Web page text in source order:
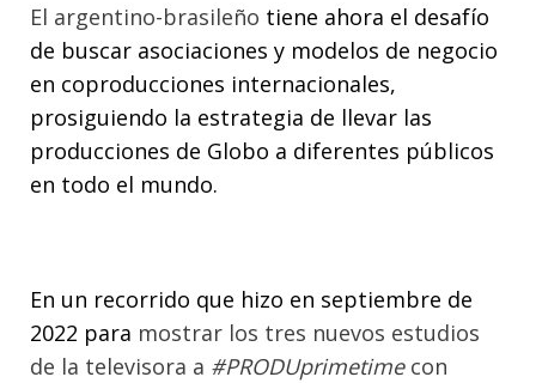
El argentino-brasileño tiene ahora el desafío
de buscar asociaciones y modelos de negocio
en coproducciones internacionales,
prosiguiendo la estrategia de llevar las
producciones de Globo a diferentes públicos
en todo el mundo.
En un recorrido que hizo en septiembre de
2022 para mostrar los tres nuevos estudios
de la televisora a #PRODUprimetime con